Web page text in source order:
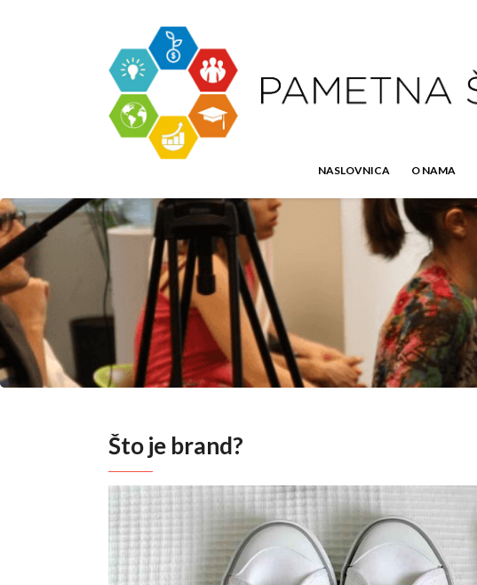
NASLOVNICA O NAMA
Što je brand?